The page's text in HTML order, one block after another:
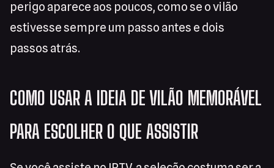
perigo aparece aos poucos, como se o vilão
estivesse sempre um passo antes e dois
passos atrás.
COMO USAR A IDEIA DE VILÃO MEMORÁVEL
PARA ESCOLHER O QUE ASSISTIR